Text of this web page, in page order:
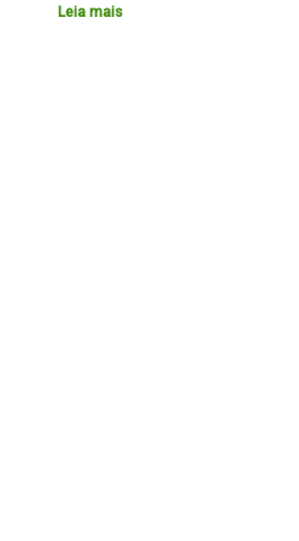
Leia mais